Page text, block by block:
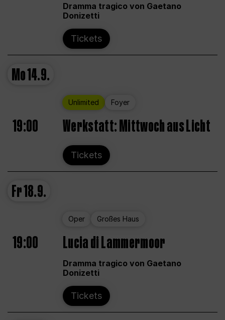
Dramma tragico von Gaetano
Donizetti
Tickets
Mo14.9.
Unlimited Foyer
19:00 Werkstatt: Mittwoch aus Licht
Tickets
Fr18.9.
Oper Großes Haus
19:00 Lucia di Lammermoor
Dramma tragico von Gaetano
Donizetti
Tickets